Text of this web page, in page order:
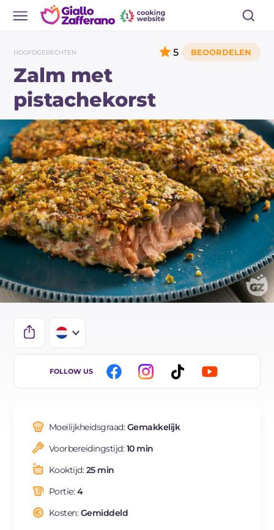
HOOFDGERECHTEN
Zalm met
pistachekorst
5
IT
FR
DE
BR
FOLLOW US
Moeilijkheidsgraad:Gemakkelijk
Voorbereidingstijd:10 min
Kooktijd:25 min
Portie:4
Kosten:Gemiddeld